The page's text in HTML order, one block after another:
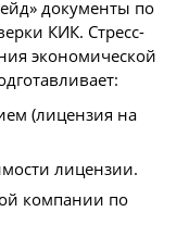
документы по
КИК. Стресс-
экономической
(лицензия на
лицензии.
компании по